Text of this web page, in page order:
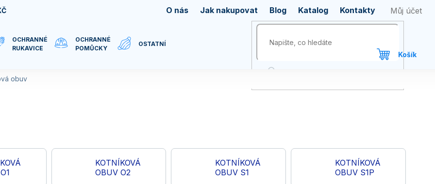
O nás Jak nakupovat Blog Katalog Kontakty
OCHRANNÉ
RUKAVICE
OCHRANNÉ
POMŮCKY
OSTATNÍ
obuv
KOTNÍKOVÁ
OBUV O2
KOTNÍKOVÁ
OBUV S1
KOTNÍKOVÁ
OBUV S1P